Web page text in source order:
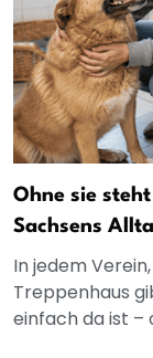
Ohne sie
Sachsens
In jedem
Treppenhaus
einfach da ist –